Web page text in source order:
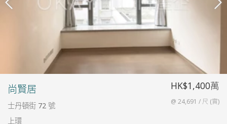
尚賢居
士丹頓街 72 號
上環
HK$1,400萬
@ 24,691 / 尺 (實)